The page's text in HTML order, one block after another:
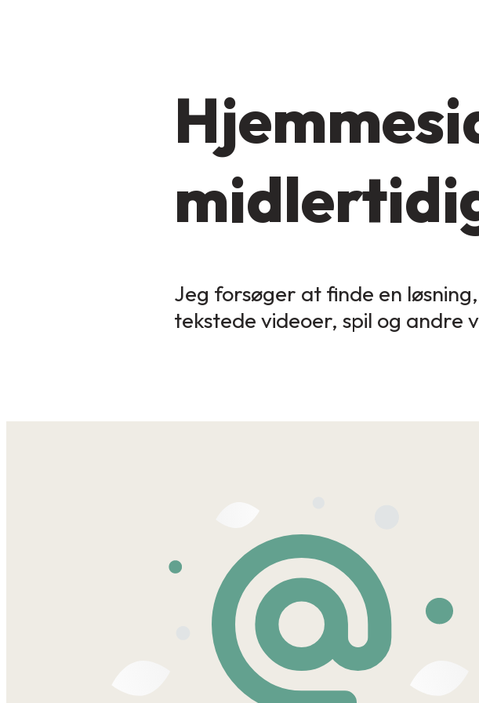
Jeg forsøger at finde en
tekstede videoer, spil og andre